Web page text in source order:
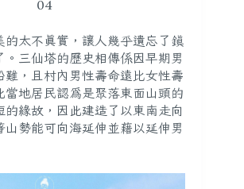
04
的太不真實，讓人幾乎遺忘了鎮
。三仙塔的歷史相傳係因早期男
難，且村內男性壽命遠比女性壽
當地居民認為是聚落東面山頭的
的緣故，因此建造了以東南走向
山勢能可向海延伸並藉以延伸男